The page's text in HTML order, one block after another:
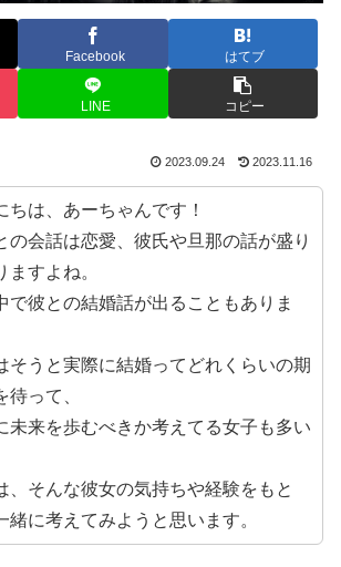
Facebook はてブ
LINE コピー
2023.09.24 2023.11.16
ちは、あーちゃんです！
の会話は恋愛、彼氏や旦那の話が盛り
ますよね。
で彼との結婚話が出ることもありま
そうと実際に結婚ってどれくらいの期
待って、
未来を歩むべきか考えてる女子も多い
、そんな彼女の気持ちや経験をもと
緒に考えてみようと思います。